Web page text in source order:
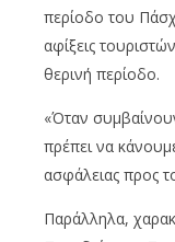
περίοδο του
αφίξεις
θερινή περίοδο.
«Όταν
πρέπει να
ασφάλειας προς
Παράλληλα,